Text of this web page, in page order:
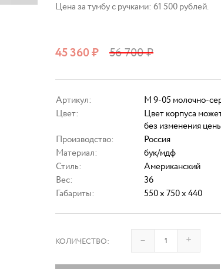
Цена за тумбу с ручками: 61 500 рублей.
45 360₽ 56 700₽
Артикул:
M 9-05 молочно-
Цвет:
Цвет корпуса
без изменения
Производство:
Россия
Материал:
бук/мдф
Стиль:
Американский
Вес:
36
Габариты:
550 x 750 x 440
КОЛИЧЕСТВО: – +